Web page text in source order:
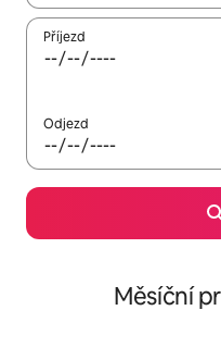
Příjezd
Odjezd
Měsíční